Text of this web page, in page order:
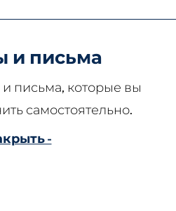
и письма
письма, которые вы
самостоятельно.
-